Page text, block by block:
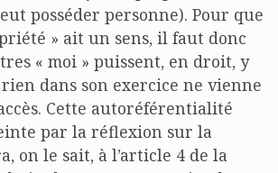
posséder personne). Pour que
» ait un sens, il faut donc
« moi » puissent, en droit, y
dans son exercice ne vienne
Cette autoréférentialité
par la réflexion sur la
on le sait, à l’article 4 de la